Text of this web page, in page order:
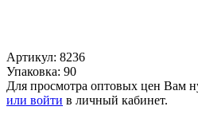
Артикул: 8236
Упаковка: 90
Для просмотра оптовых цен Вам
или войти в личный кабинет.